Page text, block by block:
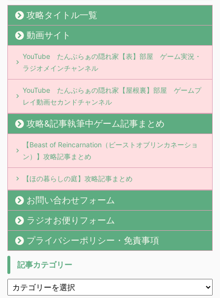
攻略タイトル一覧
動画サイト
YouTube たんぶらぁの隠れ家【表】部屋 ゲーム実況・
ラジオメインチャンネル
YouTube たんぶらぁの隠れ家【屋根裏】部屋 ゲームプ
レイ動画セカンドチャンネル
攻略&記事執筆中ゲーム記事まとめ
【Beast of Reincarnation（ビーストオブリンカネーショ
ン）】攻略記事まとめ
【ほの暮らしの庭】攻略記事まとめ
お問い合わせフォーム
ラジオお便りフォーム
プライバシーポリシー・免責事項
記事カテゴリー